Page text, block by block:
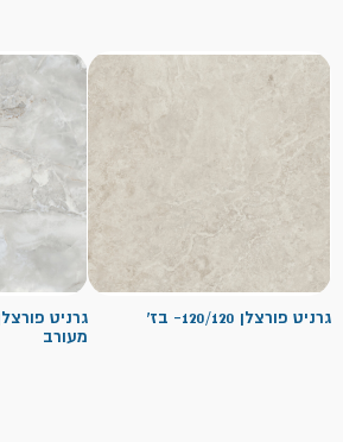
גרניט פורצלן 120/120- בז'
מעורב